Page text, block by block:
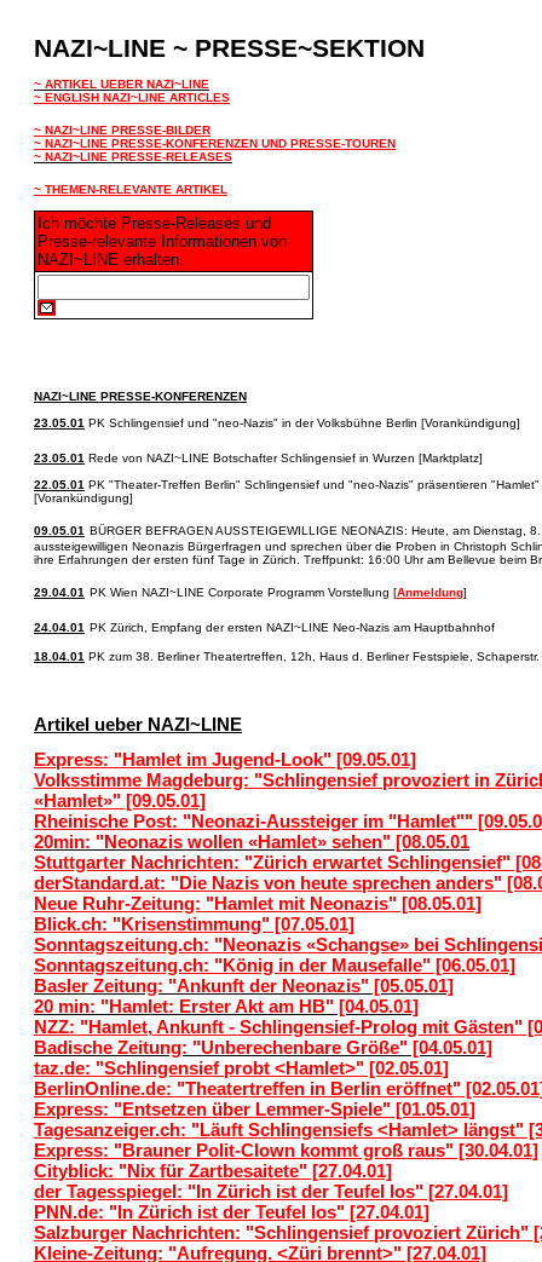
NAZI~LINE ~ PRESSE~SEKTION
~ ARTIKEL UEBER NAZI~LINE
~ ENGLISH NAZI~LINE ARTICLES
~ NAZI~LINE PRESSE-BILDER
~ NAZI~LINE PRESSE-KONFERENZEN UND PRESSE-TOUREN
~ NAZI~LINE PRESSE-RELEASES
~ THEMEN-RELEVANTE ARTIKEL
Ich möchte Presse-Releases und
Presse-relevante Informationen von
NAZI~LINE erhalten.
NAZI~LINE PRESSE-KONFERENZEN
23.05.01 PK Schlingensief und "neo-Nazis" in der Volksbühne Berlin [Vorankündigung]
23.05.01 Rede von NAZI~LINE Botschafter Schlingensief in Wurzen [Marktplatz]
22.05.01 PK "Theater-Treffen Berlin" Schlingensief und "neo-Nazis" präsentieren
[Vorankündigung]
09.05.01 BÜRGER BEFRAGEN AUSSTEIGEWILLIGE NEONAZIS: Heute, am Dienstag,
aussteigewilligen Neonazis Bürgerfragen und sprechen über die Proben in Christoph
ihre Erfahrungen der ersten fünf Tage in Zürich. Treffpunkt: 16:00 Uhr am Bellevue beim
29.04.01 PK Wien NAZI~LINE Corporate Programm Vorstellung [Anmeldung]
24.04.01 PK Zürich, Empfang der ersten NAZI~LINE Neo-Nazis am Hauptbahnhof
18.04.01 PK zum 38. Berliner Theatertreffen, 12h, Haus d. Berliner Festspiele,
Artikel ueber NAZI~LINE
Express: "Hamlet im Jugend-Look" [09.05.01]
Volksstimme Magdeburg: "Schlingensief provoziert in
«Hamlet»" [09.05.01]
Rheinische Post: "Neonazi-Aussteiger im "Hamlet""
20min: "Neonazis wollen «Hamlet» sehen" [08.05.01
Stuttgarter Nachrichten: "Zürich erwartet Schlingensief"
derStandard.at: "Die Nazis von heute sprechen anders"
Neue Ruhr-Zeitung: "Hamlet mit Neonazis" [08.05.01]
Blick.ch: "Krisenstimmung" [07.05.01]
Sonntagszeitung.ch: "Neonazis «Schangse» bei
Sonntagszeitung.ch: "König in der Mausefalle" [06.05.01]
Basler Zeitung: "Ankunft der Neonazis" [05.05.01]
20 min: "Hamlet: Erster Akt am HB" [04.05.01]
NZZ: "Hamlet, Ankunft - Schlingensief-Prolog mit Gästen"
Badische Zeitung: "Unberechenbare Größe" [04.05.01]
taz.de: "Schlingensief probt <Hamlet>" [02.05.01]
BerlinOnline.de: "Theatertreffen in Berlin eröffnet"
Express: "Entsetzen über Lemmer-Spiele" [01.05.01]
Tagesanzeiger.ch: "Läuft Schlingensiefs <Hamlet> längst"
Express: "Brauner Polit-Clown kommt groß raus" [30.04.01]
Cityblick: "Nix für Zartbesaitete" [27.04.01]
der Tagesspiegel: "In Zürich ist der Teufel los" [27.04.01]
PNN.de: "In Zürich ist der Teufel los" [27.04.01]
Salzburger Nachrichten: "Schlingensief provoziert Zürich"
Kleine-Zeitung: "Aufregung. <Züri brennt>" [27.04.01]